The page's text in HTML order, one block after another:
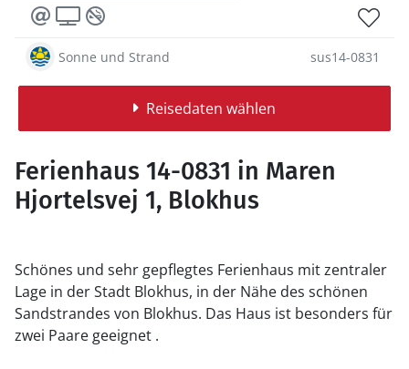
Sonne und Strand sus14-0831
Reisedaten wählen
Ferienhaus 14-0831 in Maren
Hjortelsvej 1, Blokhus
Schönes und sehr gepflegtes Ferienhaus mit zentraler
Lage in der Stadt Blokhus, in der Nähe des schönen
Sandstrandes von Blokhus. Das Haus ist besonders für
zwei Paare geeignet .